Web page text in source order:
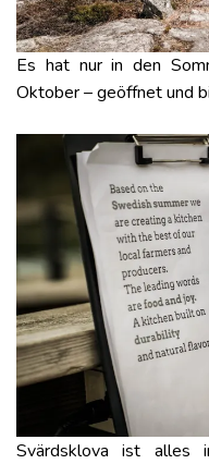
Es hat nur in den
Oktober – geöffnet und
Svärdsklova ist alles